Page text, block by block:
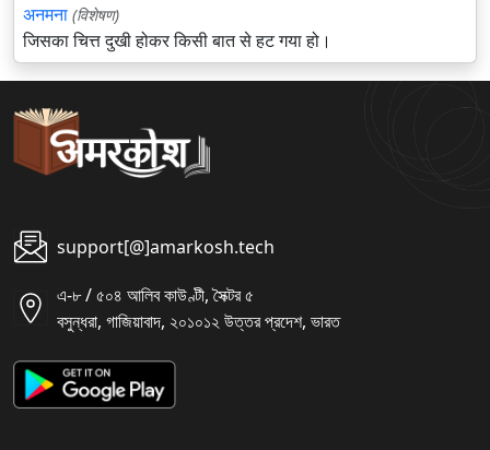
अनमना (विशेषण)
जिसका चित्त दुखी होकर किसी बात से हट गया हो।
support[@]amarkosh.tech
এ-৮ / ৫০৪ আলিব কাউণ্টী, সৈক্টর ৫
বসুন্ধরা, গাজিয়াবাদ, ২০১০১২ উত্তর প্রদেশ, ভারত